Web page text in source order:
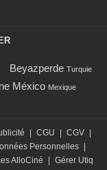
Beyazperde Turquie
México Mexique
| CGU | CGV |
Personnelles |
AlloCiné | Gérer Utiq